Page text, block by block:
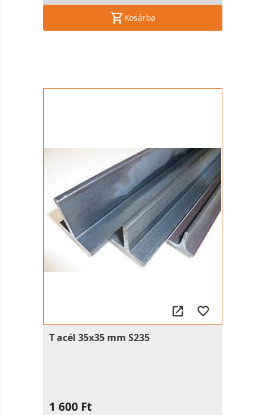
Kosárba
T acél 35x35 mm S235
1 600 Ft